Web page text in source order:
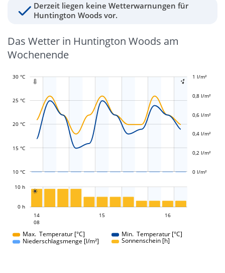
Derzeit liegen keine Wetterwarnungen für
Huntington Woods vor.
Das Wetter in Huntington Woods am
Wochenende
 
10 °C
20 °C
30 °C
25 °C
15 °C
-0,4 l/m²
-0,2 l/m²
0 l/m²
0,2 l/m²
0,4 l/m²
0,6 l/m²
0,8 l/m²
1 l/m²
1,2 l/m²

0 h
10 h
14
08
15 16
Max. Temperatur [°C]
Min. Temperatur [°C]
Niederschlagsmenge [l/m²]
Sonnenschein [h]